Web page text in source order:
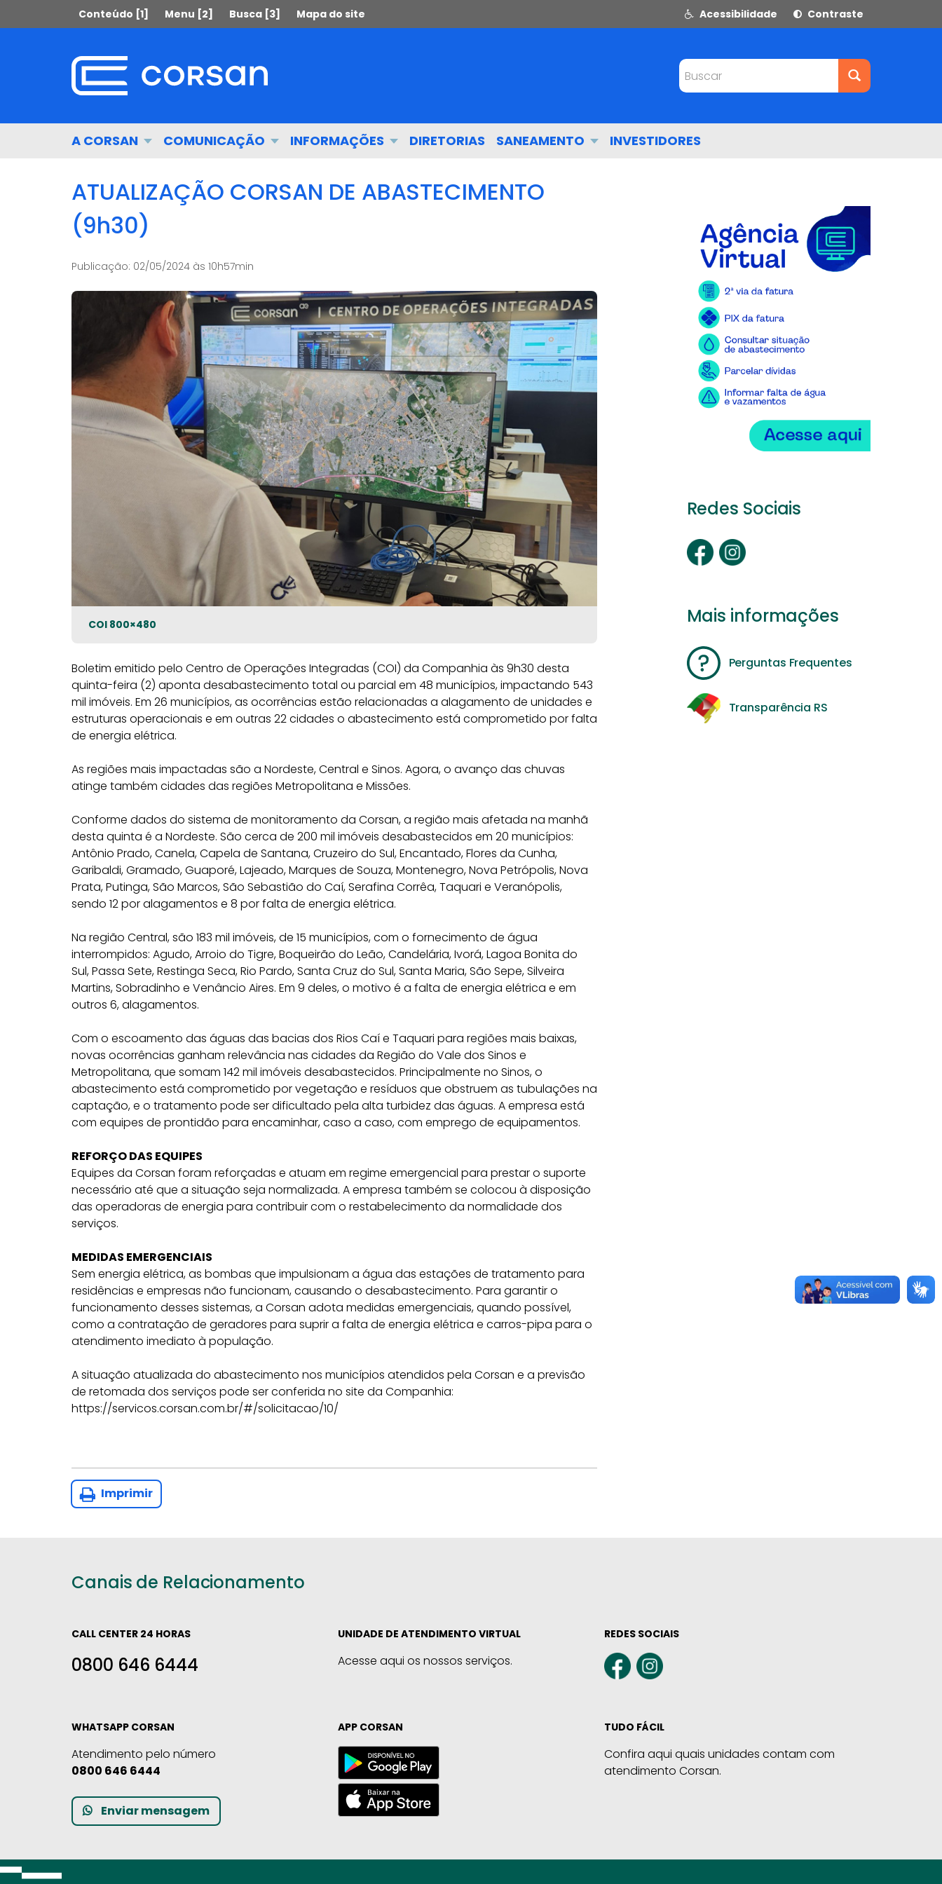
para
menu
para
Conteúdo [1] Menu [2] Busca [3] Mapa do site Acessibilidade Contraste
Buscar
do
A CORSAN COMUNICAÇÃO INFORMAÇÕES DIRETORIAS SANEAMENTO INVESTIDORES
ATUALIZAÇÃO CORSAN DE ABASTECIMENTO
(9h30)
Publicação: 02/05/2024 às 10h57min
COI 800×480
Boletim emitido pelo Centro de Operações Integradas (COI) da Companhia às 9h30 desta
quinta-feira (2) aponta desabastecimento total ou parcial em 48 municípios, impactando 543
mil imóveis. Em 26 municípios, as ocorrências estão relacionadas a alagamento de unidades e
estruturas operacionais e em outras 22 cidades o abastecimento está comprometido por falta
de energia elétrica.
As regiões mais impactadas são a Nordeste, Central e Sinos. Agora, o avanço das chuvas
atinge também cidades das regiões Metropolitana e Missões.
Conforme dados do sistema de monitoramento da Corsan, a região mais afetada na manhã
desta quinta é a Nordeste. São cerca de 200 mil imóveis desabastecidos em 20 municípios:
Antônio Prado, Canela, Capela de Santana, Cruzeiro do Sul, Encantado, Flores da Cunha,
Garibaldi, Gramado, Guaporé, Lajeado, Marques de Souza, Montenegro, Nova Petrópolis, Nova
Prata, Putinga, São Marcos, São Sebastião do Caí, Serafina Corrêa, Taquari e Veranópolis,
sendo 12 por alagamentos e 8 por falta de energia elétrica.
Na região Central, são 183 mil imóveis, de 15 municípios, com o fornecimento de água
interrompidos: Agudo, Arroio do Tigre, Boqueirão do Leão, Candelária, Ivorá, Lagoa Bonita do
Sul, Passa Sete, Restinga Seca, Rio Pardo, Santa Cruz do Sul, Santa Maria, São Sepe, Silveira
Martins, Sobradinho e Venâncio Aires. Em 9 deles, o motivo é a falta de energia elétrica e em
outros 6, alagamentos.
Com o escoamento das águas das bacias dos Rios Caí e Taquari para regiões mais baixas,
novas ocorrências ganham relevância nas cidades da Região do Vale dos Sinos e
Metropolitana, que somam 142 mil imóveis desabastecidos. Principalmente no Sinos, o
abastecimento está comprometido por vegetação e resíduos que obstruem as tubulações na
captação, e o tratamento pode ser dificultado pela alta turbidez das águas. A empresa está
com equipes de prontidão para encaminhar, caso a caso, com emprego de equipamentos.
REFORÇO DAS EQUIPES
Equipes da Corsan foram reforçadas e atuam em regime emergencial para prestar o suporte
necessário até que a situação seja normalizada. A empresa também se colocou à disposição
das operadoras de energia para contribuir com o restabelecimento da normalidade dos
serviços.
MEDIDAS EMERGENCIAIS
Sem energia elétrica, as bombas que impulsionam a água das estações de tratamento para
residências e empresas não funcionam, causando o desabastecimento. Para garantir o
funcionamento desses sistemas, a Corsan adota medidas emergenciais, quando possível,
como a contratação de geradores para suprir a falta de energia elétrica e carros-pipa para o
atendimento imediato à população.
A situação atualizada do abastecimento nos municípios atendidos pela Corsan e a previsão
de retomada dos serviços pode ser conferida no site da Companhia:
https://servicos.corsan.com.br/#/solicitacao/10/
Imprimir
Redes Sociais
Mais informações
Perguntas Frequentes
Transparência RS
Canais de Relacionamento
CALL CENTER 24 HORAS
0800 646 6444
UNIDADE DE ATENDIMENTO VIRTUAL
Acesse aqui os nossos serviços.
REDES SOCIAIS
WHATSAPP CORSAN
Atendimento pelo número
0800 646 6444
Enviar mensagem
APP CORSAN TUDO FÁCIL
Confira aqui quais unidades contam com
atendimento Corsan.